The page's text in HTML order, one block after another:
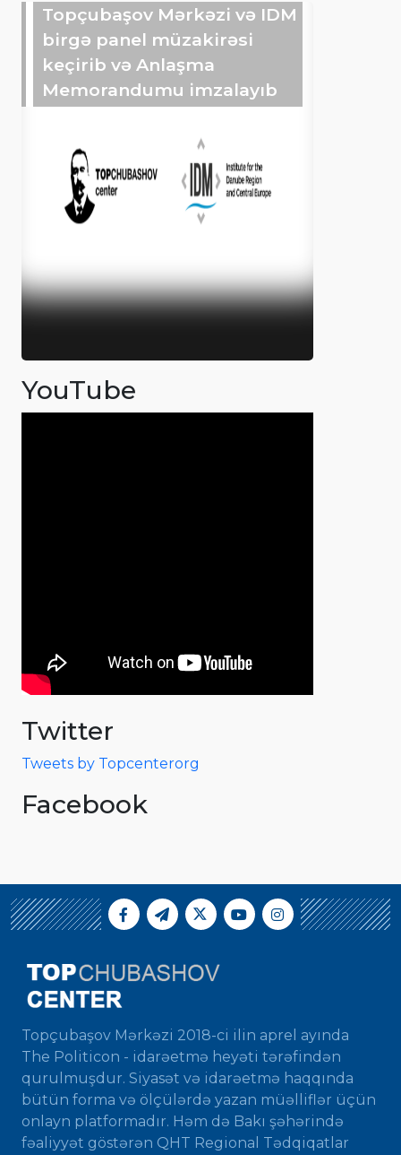
Topçubaşov Mərkəzi və IDM
birgə panel müzakirəsi
keçirib və Anlaşma
Memorandumu imzalayıb
YouTube
Twitter
Tweets by Topcenterorg
Facebook
Topçubaşov Mərkəzi 2018-ci ilin aprel ayında
The Politicon - idarəetmə heyəti tərəfindən
qurulmuşdur. Siyasət və idarəetmə haqqında
bütün forma və ölçülərdə yazan müəlliflər üçün
onlayn platformadır. Həm də Bakı şəhərində
fəaliyyət göstərən QHT Regional Tədqiqatlar